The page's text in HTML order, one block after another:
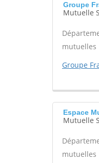
Groupe
Mutuelle
mutuelles
Groupe
Espace
Mutuelle
mutuelles